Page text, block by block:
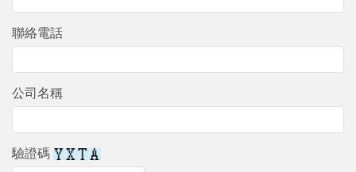
聯絡電話
公司名稱
驗證碼